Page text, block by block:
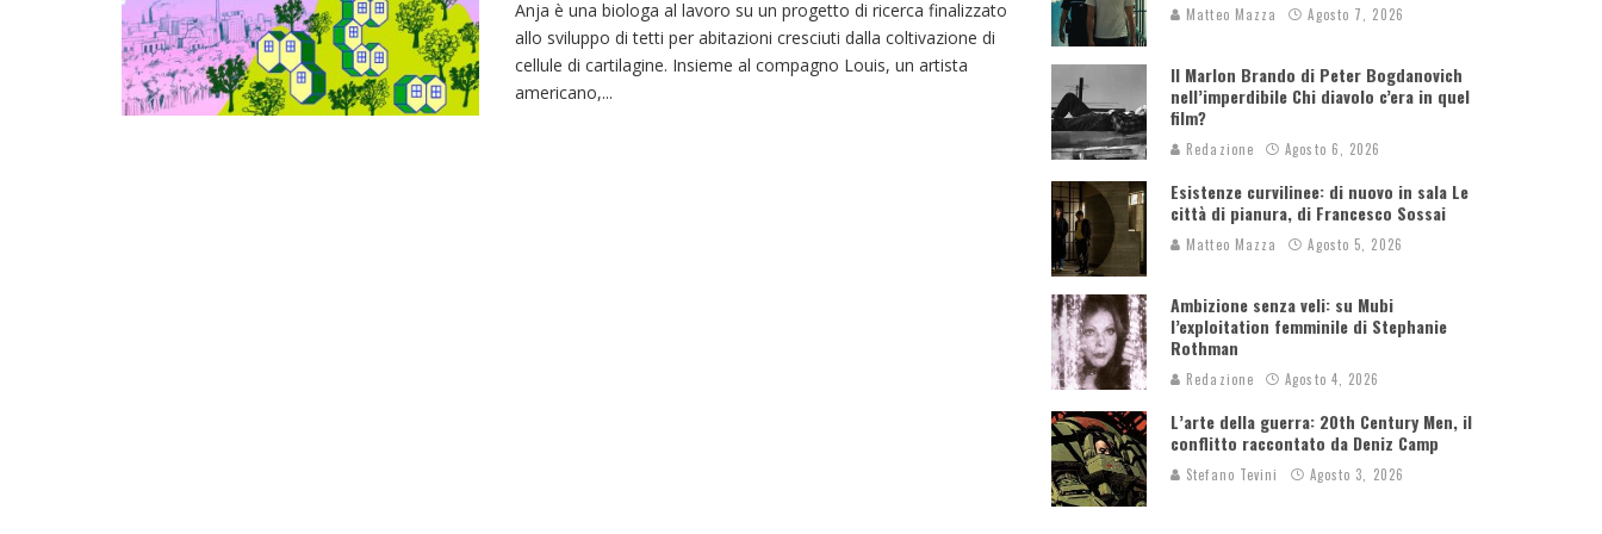
Anja è una biologa al lavoro su un progetto di ricerca finalizzato
allo sviluppo di tetti per abitazioni cresciuti dalla coltivazione di
cellule di cartilagine. Insieme al compagno Louis, un artista
americano,...
Matteo Mazza Agosto 7, 2026
Il Marlon Brando di Peter Bogdanovich
nell’imperdibile Chi diavolo c’era in quel
film?
Redazione Agosto 6, 2026
Esistenze curvilinee: di nuovo in sala Le
città di pianura, di Francesco Sossai
Matteo Mazza Agosto 5, 2026
Ambizione senza veli: su Mubi
l’exploitation femminile di Stephanie
Rothman
Redazione Agosto 4, 2026
L’arte della guerra: 20th Century Men, il
conflitto raccontato da Deniz Camp
Stefano Tevini Agosto 3, 2026